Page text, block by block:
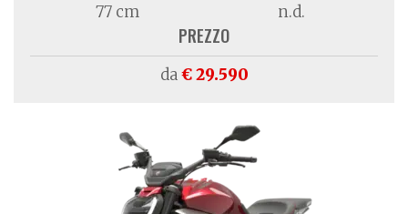
77 cm n.d.
PREZZO
da€ 29.590